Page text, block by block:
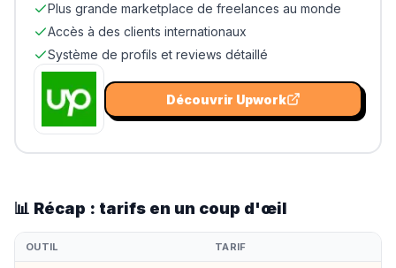
Plus grande marketplace de freelances au monde
Accès à des clients internationaux
Système de profils et reviews détaillé
Découvrir Upwork
📊 Récap : tarifs en un coup d'œil
OUTIL TARIF